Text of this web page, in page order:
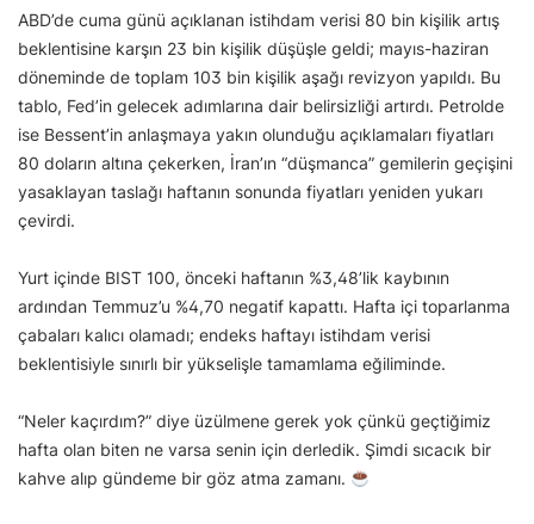
ABD’de cuma günü açıklanan istihdam verisi 80 bin kişilik artış
beklentisine karşın 23 bin kişilik düşüşle geldi; mayıs-haziran
döneminde de toplam 103 bin kişilik aşağı revizyon yapıldı. Bu
tablo, Fed’in gelecek adımlarına dair belirsizliği artırdı. Petrolde
ise Bessent’in anlaşmaya yakın olunduğu açıklamaları fiyatları
80 doların altına çekerken, İran’ın “düşmanca” gemilerin geçişini
yasaklayan taslağı haftanın sonunda fiyatları yeniden yukarı
çevirdi.
Yurt içinde BIST 100, önceki haftanın %3,48’lik kaybının
ardından Temmuz’u %4,70 negatif kapattı. Hafta içi toparlanma
çabaları kalıcı olamadı; endeks haftayı istihdam verisi
beklentisiyle sınırlı bir yükselişle tamamlama eğiliminde.
“Neler kaçırdım?” diye üzülmene gerek yok çünkü geçtiğimiz
hafta olan biten ne varsa senin için derledik. Şimdi sıcacık bir
kahve alıp gündeme bir göz atma zamanı.